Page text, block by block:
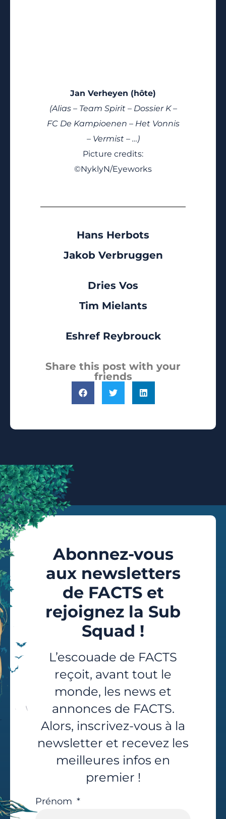
Jan Verheyen (hôte)
(Alias – Team Spirit – Dossier K –
FC De Kampioenen – Het Vonnis
– Vermist – …)
Picture credits:
©NyklyN/Eyeworks
Hans Herbots
Jakob Verbruggen
Dries Vos
Tim Mielants
Eshref Reybrouck
Share this post with your
friends
Abonnez-vous
aux newsletters
de FACTS et
rejoignez la Sub
Squad !
L’escouade de FACTS
reçoit, avant tout le
monde, les news et
annonces de FACTS.
Alors, inscrivez-vous à la
newsletter et recevez les
meilleures infos en
premier !
Prénom